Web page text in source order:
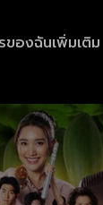
ของฉันเพิ่มเติม